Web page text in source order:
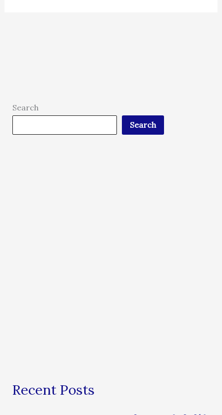
Search
Search
Recent Posts